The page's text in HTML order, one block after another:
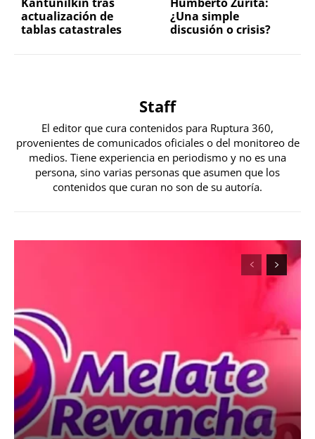
actualización de
tablas catastrales
¿Una simple
discusión o crisis?
Staff
El editor que cura contenidos para Ruptura 360,
provenientes de comunicados oficiales o del monitoreo de
medios. Tiene experiencia en periodismo y no es una
persona, sino varias personas que asumen que los
contenidos que curan no son de su autoría.